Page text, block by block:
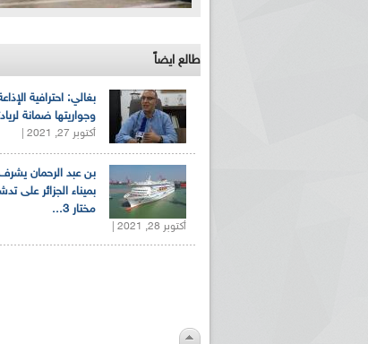
طالع ايضاً
بغالي: احترافية
وجواريتها ضمانة
أكتوبر 27, 2021 |
بن عبد الرحمان
بميناء الجزائر على
مختار 3...
أكتوبر 28, 2021 |